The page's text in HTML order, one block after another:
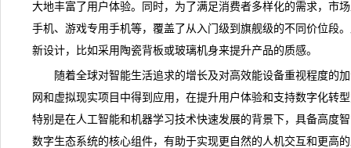
大地丰富了用户体验。同时，为了满足消费者多样化的需求，市
手机、游戏专用手机等，覆盖了从入门级到旗舰级的不同价位段
新设计，比如采用 陶瓷背板或玻璃机身来提升产品的质感。
随着全球对智能生活追求的增长及对高效能设备重视程度的加
网和虚拟现实项目中得到应用，在提升用户体验和支持数字化转
特别是在人工智能和机器学习技术快速发展的背景下，具备高度
数字生态系统的核心组件，有助于实现更自然的人机交互和更高